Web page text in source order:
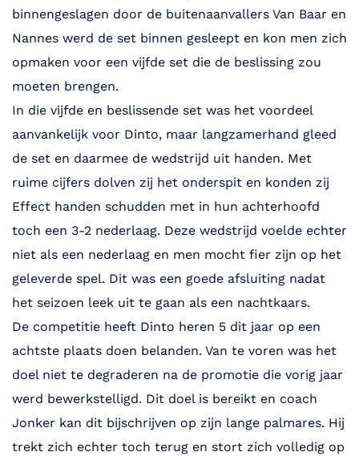
binnengeslagen door de buitenaanvallers Van Baar en
Nannes werd de set binnen gesleept en kon men zich
opmaken voor een vijfde set die de beslissing zou
moeten brengen.
In die vijfde en beslissende set was het voordeel
aanvankelijk voor Dinto, maar langzamerhand gleed
de set en daarmee de wedstrijd uit handen. Met
ruime cijfers dolven zij het onderspit en konden zij
Effect handen schudden met in hun achterhoofd
toch een 3-2 nederlaag. Deze wedstrijd voelde echter
niet als een nederlaag en men mocht fier zijn op het
geleverde spel. Dit was een goede afsluiting nadat
het seizoen leek uit te gaan als een nachtkaars.
De competitie heeft Dinto heren 5 dit jaar op een
achtste plaats doen belanden. Van te voren was het
doel niet te degraderen na de promotie die vorig jaar
werd bewerkstelligd. Dit doel is bereikt en coach
Jonker kan dit bijschrijven op zijn lange palmares. Hij
trekt zich echter toch terug en stort zich volledig op